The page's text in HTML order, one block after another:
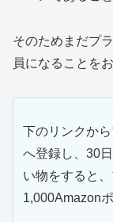
そのためまだプ
員になることを
下のリンクか
へ登録し、30
い物をすると
1,000Amazon